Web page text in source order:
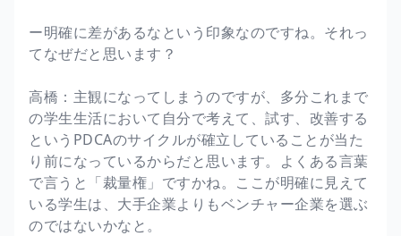
ー明確に差があるなという印象なのですね。それっ
てなぜだと思います？
高橋：主観になってしまうのですが、多分これまで
の学生生活において自分で考えて、試す、改善する
というPDCAのサイクルが確立していることが当た
り前になっているからだと思います。よくある言葉
で言うと「裁量権」ですかね。ここが明確に見えて
いる学生は、大手企業よりもベンチャー企業を選ぶ
のではないかなと。